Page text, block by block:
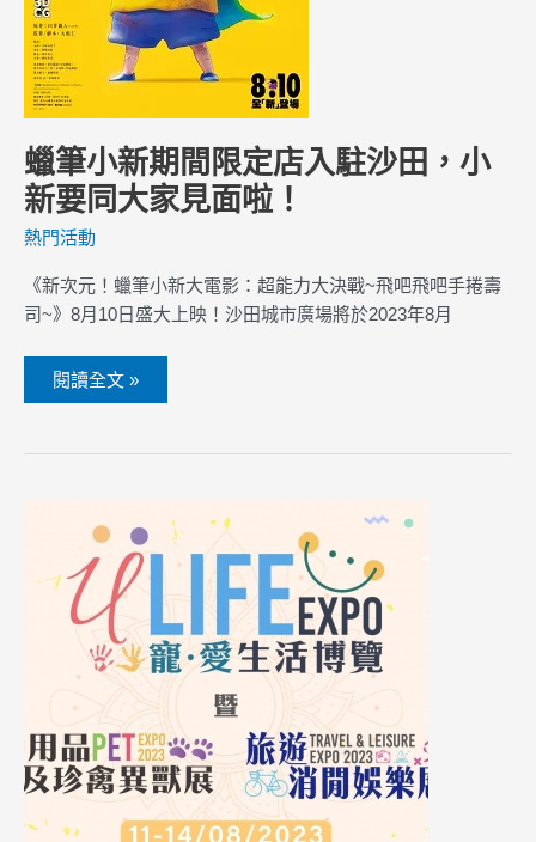
蠟筆小新期間限定店入駐沙田，小
新要同大家見面啦！
熱門活動
《新次元！蠟筆小新大電影：超能力大決戰~飛吧飛吧手捲壽
司~》8月10日盛大上映！沙田城市廣場將於2023年8月
家
見
面
啦！
閱讀全文 »
活
博
2023